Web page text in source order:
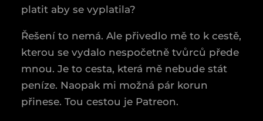
platit aby se vyplatila?
Řešení to nemá. Ale přivedlo mě to k cestě,
kterou se vydalo nespočetně tvůrců přede
mnou. Je to cesta, která mě nebude stát
peníze. Naopak mi možná pár korun
přinese. Tou cestou je Patreon.